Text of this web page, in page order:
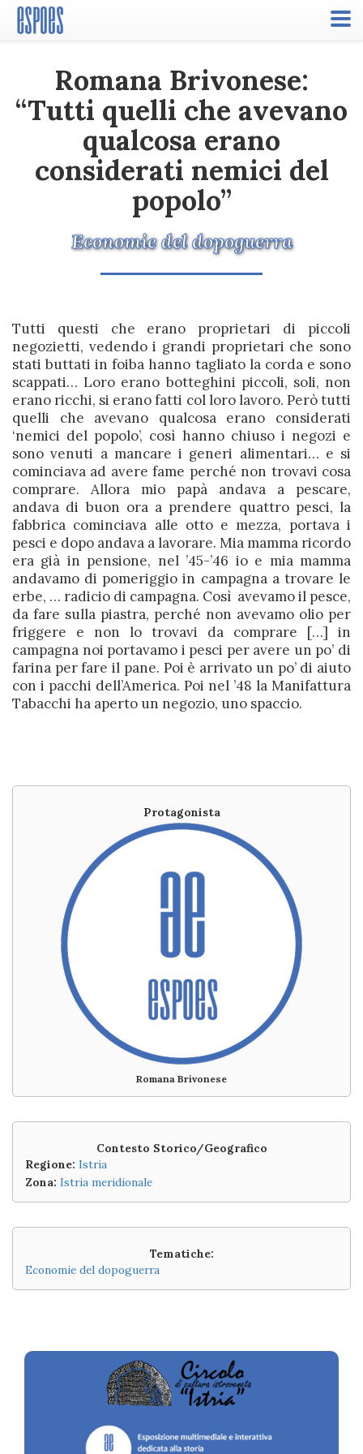
Toggle
Romana Brivonese:
“Tutti quelli che avevano
qualcosa erano
considerati nemici del
popolo”
Economie del dopoguerra
Tutti questi che erano proprietari di piccoli
negozietti, vedendo i grandi proprietari che sono
stati buttati in foiba hanno tagliato la corda e sono
scappati… Loro erano botteghini piccoli, soli, non
erano ricchi, si erano fatti col loro lavoro. Però tutti
quelli che avevano qualcosa erano considerati
‘nemici del popolo’, così hanno chiuso i negozi e
sono venuti a mancare i generi alimentari… e si
cominciava ad avere fame perché non trovavi cosa
comprare. Allora mio papà andava a pescare,
andava di buon ora a prendere quattro pesci, la
fabbrica cominciava alle otto e mezza, portava i
pesci e dopo andava a lavorare. Mia mamma ricordo
era già in pensione, nel ’45-’46 io e mia mamma
andavamo di pomeriggio in campagna a trovare le
erbe, … radicio di campagna. Così avevamo il pesce,
da fare sulla piastra, perché non avevamo olio per
friggere e non lo trovavi da comprare […] in
campagna noi portavamo i pesci per avere un po’ di
farina per fare il pane. Poi è arrivato un po’ di aiuto
con i pacchi dell’America. Poi nel ’48 la Manifattura
Tabacchi ha aperto un negozio, uno spaccio.
Protagonista
Romana Brivonese
Contesto Storico/Geografico
Regione: Istria
Zona: Istria meridionale
Tematiche:
Economie del dopoguerra